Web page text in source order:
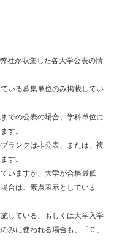
社が収集した各大学公表の情
いる募集単位のみ掲載してい
での公表の場合、学科単位に
す。
ランクは非公表、または、複
す。
いますが、大学が合格最低
合は、素点表示としていま
している、もしくは大学入学
みに使われる場合も、「０」